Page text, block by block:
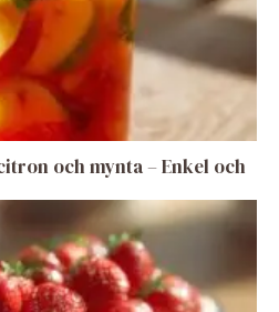
och mynta – Enkel och